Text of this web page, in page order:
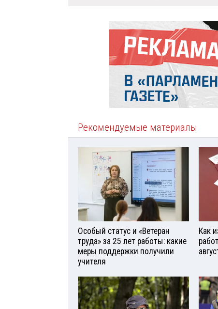
Рекомендуемые материалы
Особый статус и «Ветеран
труда» за 25 лет работы: какие
меры поддержки получили
учителя
Как